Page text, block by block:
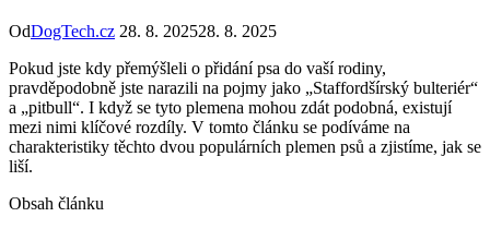
OdDogTech.cz 28. 8. 202528. 8. 2025
Pokud jste kdy přemýšleli o přidání psa do vaší rodiny,
pravděpodobně jste narazili na pojmy jako „Staffordšírský bulteriér“
a „pitbull“. I když se tyto plemena mohou zdát podobná, existují
mezi nimi klíčové rozdíly. V tomto článku se podíváme na
charakteristiky těchto dvou populárních plemen psů a zjistíme, jak se
liší.
Obsah článku